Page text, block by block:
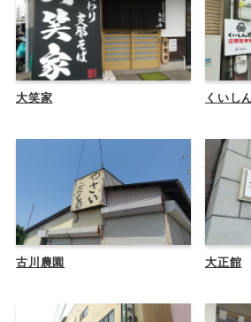
大笑家 くいし
古川農園 大正館